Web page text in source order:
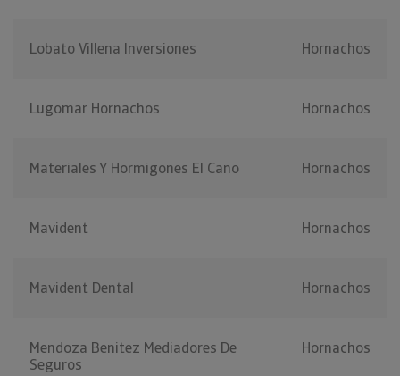
Lobato Villena Inversiones Hornachos
Lugomar Hornachos Hornachos
Materiales Y Hormigones El Cano Hornachos
Mavident Hornachos
Mavident Dental Hornachos
Mendoza Benitez Mediadores De
Seguros
Hornachos